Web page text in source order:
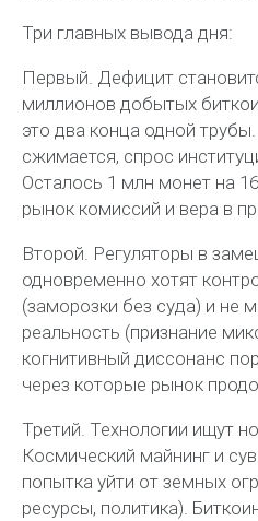
Три главных вывода дня:
Первый. Дефицит
миллионов добытых
это два конца одной
сжимается, спрос
Осталось 1 млн монет на
рынок комиссий и вера в
Второй. Регуляторы в
одновременно хотят
(заморозки без суда) и не
реальность (признание
когнитивный диссонанс
через которые рынок
Третий. Технологии ищут
Космический майнинг и
попытка уйти от земных
ресурсы, политика).